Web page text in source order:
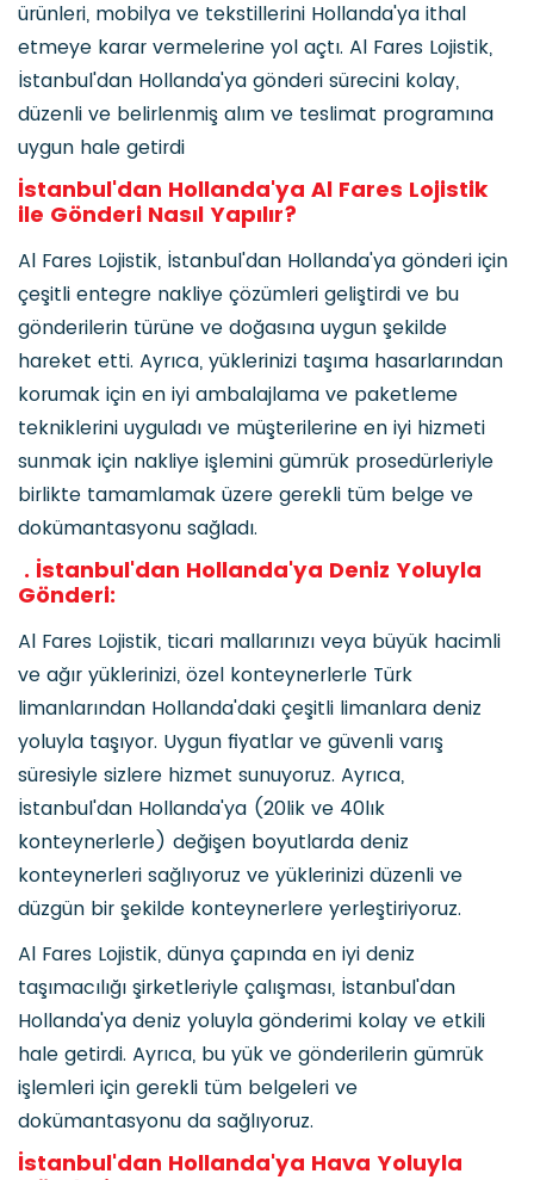
ürünleri, mobilya ve tekstillerini Hollanda'ya ithal
etmeye karar vermelerine yol açtı. Al Fares Lojistik,
İstanbul'dan Hollanda'ya gönderi sürecini kolay,
düzenli ve belirlenmiş alım ve teslimat programına
uygun hale getirdi
İstanbul'dan Hollanda'ya Al Fares Lojistik
ile Gönderi Nasıl Yapılır?
Al Fares Lojistik, İstanbul'dan Hollanda'ya gönderi için
çeşitli entegre nakliye çözümleri geliştirdi ve bu
gönderilerin türüne ve doğasına uygun şekilde
hareket etti. Ayrıca, yüklerinizi taşıma hasarlarından
korumak için en iyi ambalajlama ve paketleme
tekniklerini uyguladı ve müşterilerine en iyi hizmeti
sunmak için nakliye işlemini gümrük prosedürleriyle
birlikte tamamlamak üzere gerekli tüm belge ve
dokümantasyonu sağladı.
. İstanbul'dan Hollanda'ya Deniz Yoluyla
Gönderi:
Al Fares Lojistik, ticari mallarınızı veya büyük hacimli
ve ağır yüklerinizi, özel konteynerlerle Türk
limanlarından Hollanda'daki çeşitli limanlara deniz
yoluyla taşıyor. Uygun fiyatlar ve güvenli varış
süresiyle sizlere hizmet sunuyoruz. Ayrıca,
İstanbul'dan Hollanda'ya (20lik ve 40lık
konteynerlerle) değişen boyutlarda deniz
konteynerleri sağlıyoruz ve yüklerinizi düzenli ve
düzgün bir şekilde konteynerlere yerleştiriyoruz.
Al Fares Lojistik, dünya çapında en iyi deniz
taşımacılığı şirketleriyle çalışması, İstanbul'dan
Hollanda'ya deniz yoluyla gönderimi kolay ve etkili
hale getirdi. Ayrıca, bu yük ve gönderilerin gümrük
işlemleri için gerekli tüm belgeleri ve
dokümantasyonu da sağlıyoruz.
İstanbul'dan Hollanda'ya Hava Yoluyla